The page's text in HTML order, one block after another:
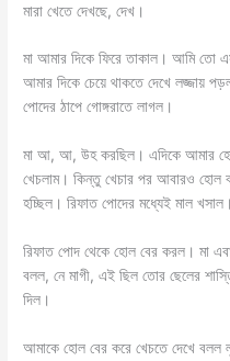
মারা খেতে দেখছে, দেখ।
মা আমার দিকে ফিরে তাকাল। আমি তো
আমার দিকে চেয়ে থাকতে দেখে লজ্জায়
পোদের ঠাপে গোঙ্গরাতে লাগল।
মা আ, আ, উহ করছিল। এদিকে আমার
খেচলাম। কিন্তু খেচার পর আবারও হোল
হচ্ছিল। রিফাত পোদের মধ্যেই মাল খসাল।
রিফাত পোদ থেকে হোল বের করল। মা
বলল, নে মাগী, এই ছিল তোর ছেলের
দিল।
আমাকে হোল বের করে খেচতে দেখে বলল